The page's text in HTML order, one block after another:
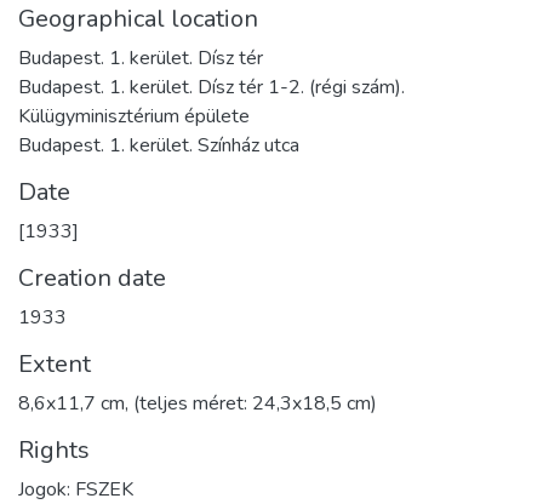
Geographical location
Budapest. 1. kerület. Dísz tér
Budapest. 1. kerület. Dísz tér 1-2. (régi szám).
Külügyminisztérium épülete
Budapest. 1. kerület. Színház utca
Date
[1933]
Creation date
1933
Extent
8,6x11,7 cm, (teljes méret: 24,3x18,5 cm)
Rights
Jogok: FSZEK